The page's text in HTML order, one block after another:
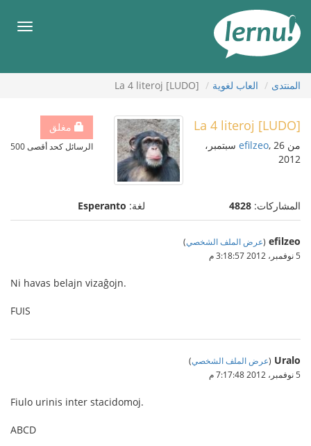
المحتويات
قائمة
المنتدى العاب لغوية [LUDO] La 4 literoj
مغلق
الرسائل كحد أقصى 500
[LUDO] La 4 literoj
من efilzeo , 26 سبتمبر،
2012
المشاركات: 4828 لغة: Esperanto
efilzeo
(عرض الملف الشخصي)
5 نوفمبر، 2012 3:18:57 م
Ni havas belajn vizaĝojn.
FUIS
Uralo
(عرض الملف الشخصي)
5 نوفمبر، 2012 7:17:48 م
Fiulo urinis inter stacidomoj.
ABCD